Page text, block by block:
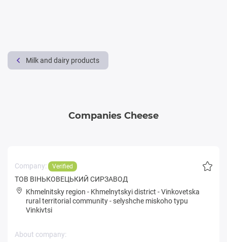
Milk and dairy products
Companies Cheese
Company: Verified
ТОВ ВІНЬКОВЕЦЬКИЙ СИРЗАВОД
Khmelnitsky region - Khmelnytskyi district -Vinkovetska
rural territorial community-selyshche miskoho typu
Vinkivtsi
About company: